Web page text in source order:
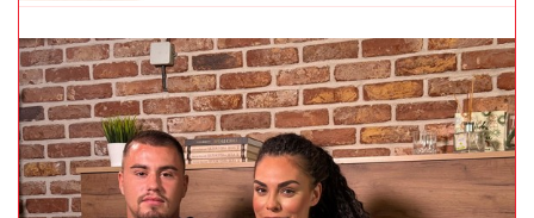
"NJU TREBA LEČITI"Marija Kulić se oglasila nakon
pomirenja Miljane i Zole: Pokazala kakve poruke
dobija i otkrila sve o njihovom odnosu